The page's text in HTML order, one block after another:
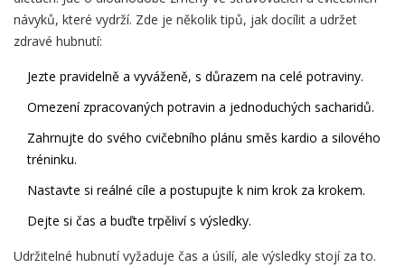
návyků, které vydrží. Zde je několik tipů, jak docílit a udržet
zdravé hubnutí:
Jezte pravidelně a vyváženě, s důrazem na celé potraviny.
Omezení zpracovaných potravin a jednoduchých sacharidů.
Zahrnujte do svého cvičebního plánu směs kardio a silového
tréninku.
Nastavte si reálné cíle a postupujte k nim krok za krokem.
Dejte si čas a buďte trpěliví s výsledky.
Udržitelné hubnutí vyžaduje čas a úsilí, ale výsledky stojí za to.